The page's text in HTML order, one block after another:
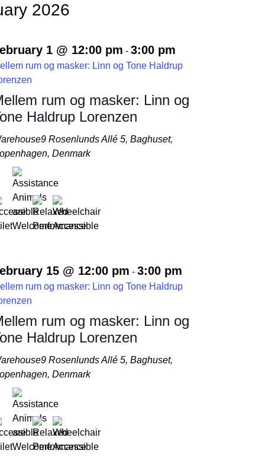
2026
rum og masker: Linn og
Haldrup Lorenzen
1 @ 12:00 pm -3:00 pm
rum og masker: Linn og Tone Haldrup
Rosenlunds Allé 5, Baghuset,
Denmark
rum og masker: Linn og
Haldrup Lorenzen
15 @ 12:00 pm -3:00 pm
rum og masker: Linn og Tone Haldrup
Rosenlunds Allé 5, Baghuset,
Denmark